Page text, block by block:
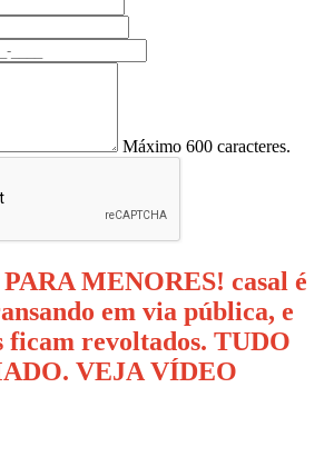
Máximo 600 caracteres.
MENORES! casal é
em via pública, e
ficam revoltados. TUDO
VEJA VÍDEO